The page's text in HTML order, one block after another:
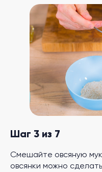
Шаг 3 из 7
Смешайте овсяную
овсянки можно